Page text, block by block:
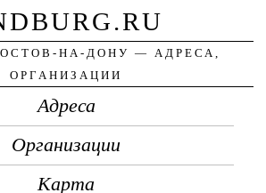
НА-ДОНУ — АДРЕСА,
ОРГАНИЗАЦИИ
Адреса
Организации
Карта